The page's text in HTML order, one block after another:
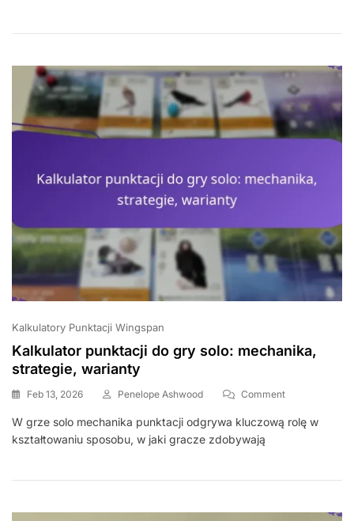
Rozgrywki,
Graczy
Kalkulatory Punktacji Wingspan
Kalkulator punktacji do gry solo: mechanika,
strategie, warianty
Feb 13, 2026 Penelope Ashwood CommentOn
Punktacji
Mechanika,
Warianty
W grze solo mechanika punktacji odgrywa kluczową rolę w
kształtowaniu sposobu, w jaki gracze zdobywają